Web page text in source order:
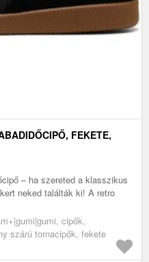
FEKETE,
– ha szereted a klasszikus
neked találták ki! A retro
cipők,
szárú tornacipők, fekete